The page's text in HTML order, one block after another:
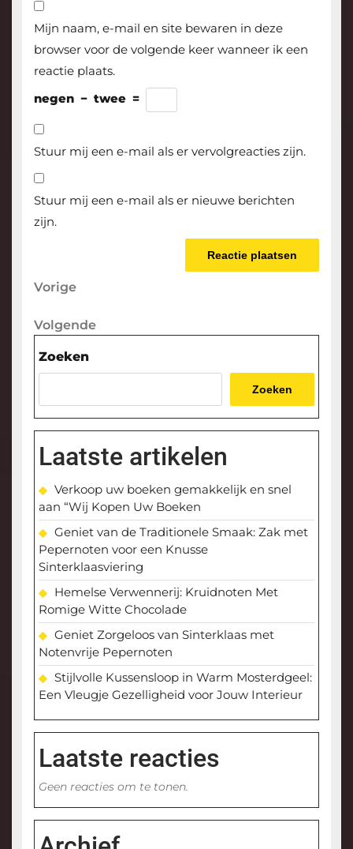
Mijn naam, e-mail en site bewaren in deze
browser voor de volgende keer wanneer ik een
reactie plaats.
negen − twee =
Stuur mij een e-mail als er vervolgreacties zijn.
Stuur mij een e-mail als er nieuwe berichten
zijn.
Berichtnavigatie
Vorige
Vorige
Volgende
Volgende
Zoeken
Zoeken
Laatste artikelen
Verkoop uw boeken gemakkelijk en snel
aan “Wij Kopen Uw Boeken
Geniet van de Traditionele Smaak: Zak met
Pepernoten voor een Knusse
Sinterklaasviering
Hemelse Verwennerij: Kruidnoten Met
Romige Witte Chocolade
Geniet Zorgeloos van Sinterklaas met
Notenvrije Pepernoten
Stijlvolle Kussensloop in Warm Mosterdgeel:
Een Vleugje Gezelligheid voor Jouw Interieur
Laatste reacties
Geen reacties om te tonen.